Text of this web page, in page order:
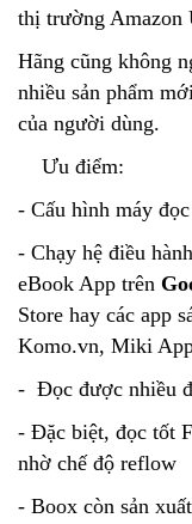
thị trường Amazon
Hãng cũng không
nhiều sản phẩm
của người dùng.
Ưu điểm:
- Cấu hình máy
- Chạy hệ điều hành
eBook App trên
Store hay các app
Komo.vn, Miki
- Đọc được nhiều
- Đặc biệt, đọc tốt
nhờ chế độ reflow
- Boox còn sản